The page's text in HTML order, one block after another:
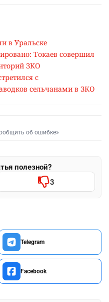
в Уральске
Токаев совершил
ЗКО
с
сельчанами в ЗКО
об ошибке»
полезной?
3
Telegram
Facebook